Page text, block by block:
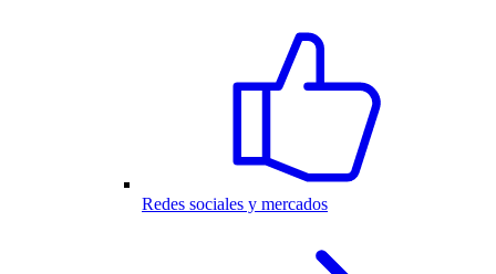
Redes sociales y mercados